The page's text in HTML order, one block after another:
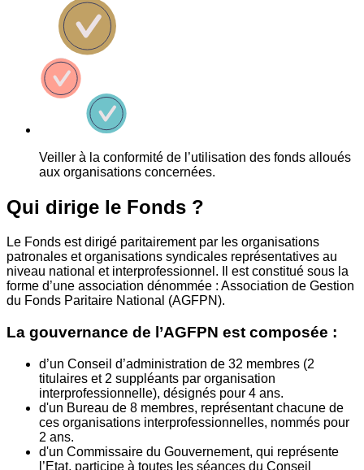
Veiller à la conformité de l’utilisation des fonds alloués
aux organisations concernées.
Qui dirige le Fonds ?
Le Fonds est dirigé paritairement par les organisations
patronales et organisations syndicales représentatives au
niveau national et interprofessionnel. Il est constitué sous la
forme d’une association dénommée : Association de Gestion
du Fonds Paritaire National (AGFPN).
La gouvernance de l’AGFPN est composée :
d’un Conseil d’administration de 32 membres (2
titulaires et 2 suppléants par organisation
interprofessionnelle), désignés pour 4 ans.
d'un Bureau de 8 membres, représentant chacune de
ces organisations interprofessionnelles, nommés pour
2 ans.
d'un Commissaire du Gouvernement, qui représente
l’Etat, participe à toutes les séances du Conseil